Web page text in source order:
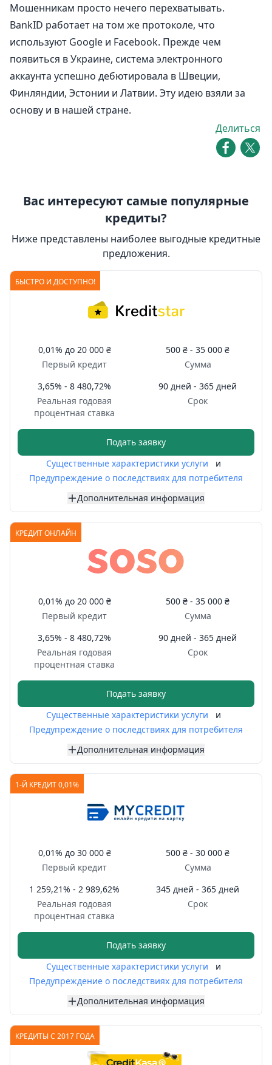
Мошенникам просто нечего перехватывать.
BankID работает на том же протоколе, что
используют Google и Facebook. Прежде чем
появиться в Украине, система электронного
аккаунта успешно дебютировала в Швеции,
Финляндии, Эстонии и Латвии. Эту идею взяли за
основу и в нашей стране.
Делиться
Вас интересуют самые популярные
кредиты?
Ниже представлены наиболее выгодные кредитные
предложения.
БЫСТРО И ДОСТУПНО!
0,01% до 20 000 ₴
Первый кредит
500 ₴ - 35 000 ₴
Сумма
3,65% - 8 480,72%
Реальная годовая
процентная ставка
90 дней - 365 дней
Срок
Подать заявку
Существенные характеристики услуги
и
Предупреждение о последствиях для потребителя
Дополнительная информация
КРЕДИТ ОНЛАЙН
0,01% до 20 000 ₴
Первый кредит
500 ₴ - 35 000 ₴
Сумма
3,65% - 8 480,72%
Реальная годовая
процентная ставка
90 дней - 365 дней
Срок
Подать заявку
Существенные характеристики услуги
и
Предупреждение о последствиях для потребителя
Дополнительная информация
1-Й КРЕДИТ 0,01%
0,01% до 30 000 ₴
Первый кредит
500 ₴ - 30 000 ₴
Сумма
1 259,21% - 2 989,62%
Реальная годовая
процентная ставка
345 дней - 365 дней
Срок
Подать заявку
Существенные характеристики услуги
и
Предупреждение о последствиях для потребителя
Дополнительная информация
КРЕДИТЫ С 2017 ГОДА